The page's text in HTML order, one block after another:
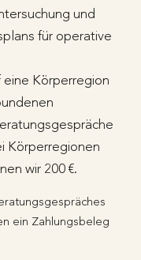
und
für operative
Körperregion
Körperregionen
wir 200 €.
ein Zahlungsbeleg